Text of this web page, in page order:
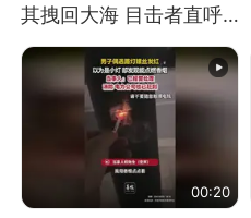
其拽回大海 目击者直呼
震惊 （视频来源：参考
消息）
00:20